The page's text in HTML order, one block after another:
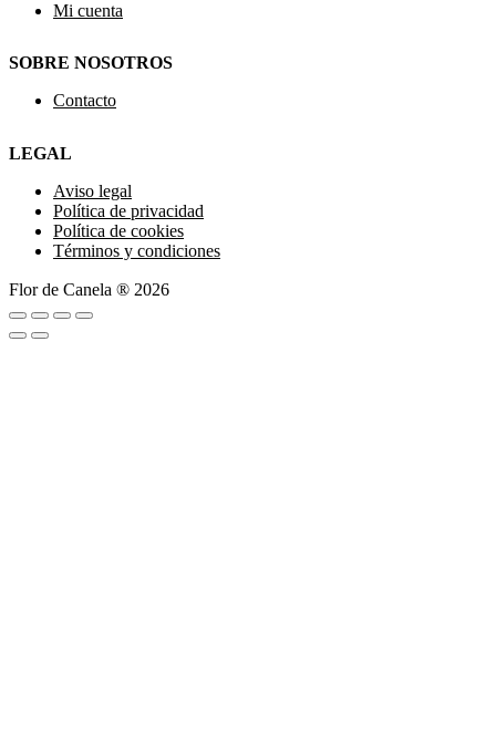
Mi cuenta
SOBRE NOSOTROS
Contacto
LEGAL
Aviso legal
Política de privacidad
Política de cookies
Términos y condiciones
Flor de Canela ® 2026